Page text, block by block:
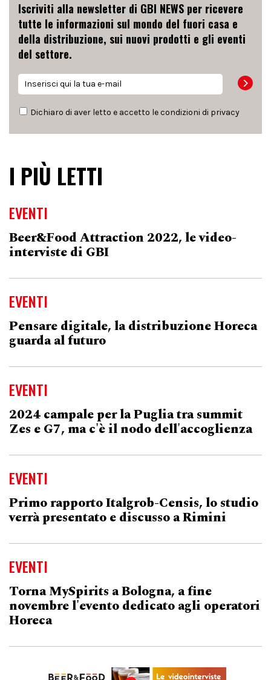
Iscriviti alla newsletter di GBI NEWS per ricevere
tutte le informazioni sul mondo del fuori casa e
della distribuzione, sui nuovi prodotti e gli eventi
del settore.
Dichiaro di aver letto e accetto le condizioni di privacy
I PIÙ LETTI
EVENTI
Beer&Food Attraction 2022, le video-
interviste di GBI
EVENTI
Pensare digitale, la distribuzione Horeca
guarda al futuro
EVENTI
2024 campale per la Puglia tra summit
Zes e G7, ma c'è il nodo dell'accoglienza
EVENTI
Primo rapporto Italgrob-Censis, lo studio
verrà presentato e discusso a Rimini
EVENTI
Torna MySpirits a Bologna, a fine
novembre l'evento dedicato agli operatori
Horeca